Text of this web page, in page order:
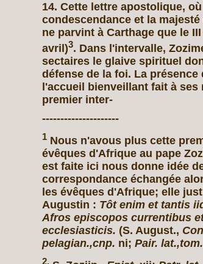
14. Cette lettre apostolique,
condescendance et la
ne parvint à Carthage que le
avril)3. Dans l'intervalle,
sectaires le glaive spirituel
défense de la foi. La
l'accueil bienveillant fait à
premier inter-
---------------------
1Nous n'avous plus cette
évêques d'Afrique au pape
est faite ici nous donne idée
correspondance échangée
les évêques d'Afrique; elle
Augustin : Tôt enim et tantis
Afros episcopos currentibus
ecclesiasticis. (S. August.,
pelagian.,cnp. ni; Pair. lat.,tom.
2.